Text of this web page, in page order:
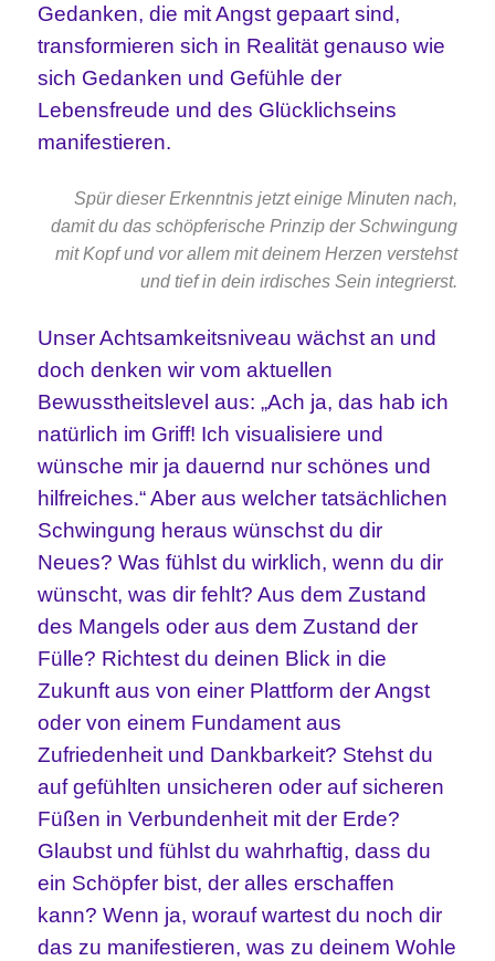
Gedanken, die mit Angst gepaart sind,
transformieren sich in Realität genauso wie
sich Gedanken und Gefühle der
Lebensfreude und des Glücklichseins
manifestieren.
Spür dieser Erkenntnis jetzt einige Minuten nach,
damit du das schöpferische Prinzip der Schwingung
mit Kopf und vor allem mit deinem Herzen verstehst
und tief in dein irdisches Sein integrierst.
Unser Achtsamkeitsniveau wächst an und
doch denken wir vom aktuellen
Bewusstheitslevel aus: „Ach ja, das hab ich
natürlich im Griff! Ich visualisiere und
wünsche mir ja dauernd nur schönes und
hilfreiches.“ Aber aus welcher tatsächlichen
Schwingung heraus wünschst du dir
Neues? Was fühlst du wirklich, wenn du dir
wünscht, was dir fehlt? Aus dem Zustand
des Mangels oder aus dem Zustand der
Fülle? Richtest du deinen Blick in die
Zukunft aus von einer Plattform der Angst
oder von einem Fundament aus
Zufriedenheit und Dankbarkeit? Stehst du
auf gefühlten unsicheren oder auf sicheren
Füßen in Verbundenheit mit der Erde?
Glaubst und fühlst du wahrhaftig, dass du
ein Schöpfer bist, der alles erschaffen
kann? Wenn ja, worauf wartest du noch dir
das zu manifestieren, was zu deinem Wohle